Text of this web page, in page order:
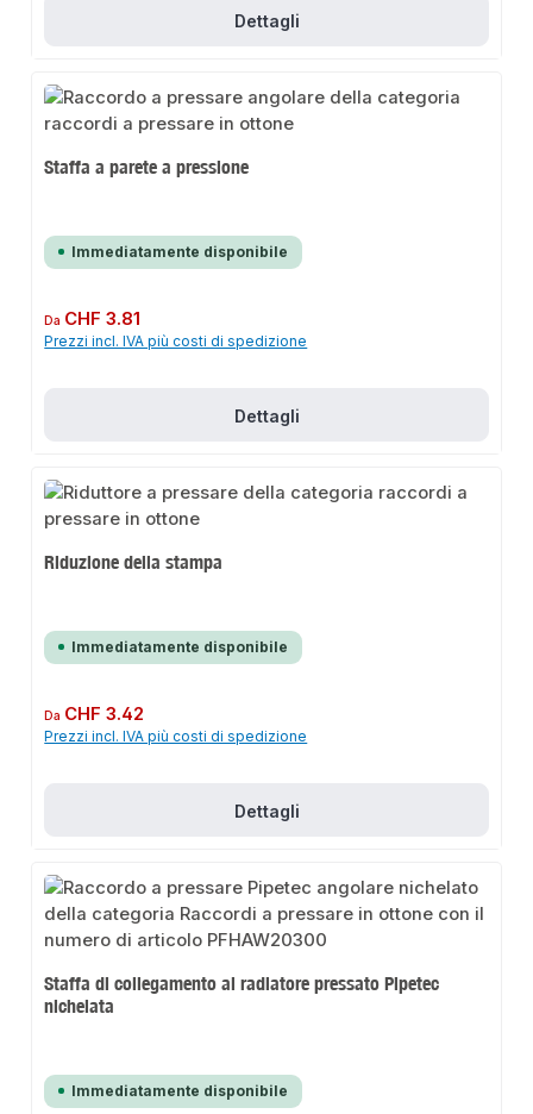
Dettagli
Staffa a parete a pressione
Immediatamente disponibile
Prezzo normale:
Da CHF 3.81
Prezzi incl. IVA più costi di spedizione
Dettagli
Riduzione della stampa
Immediatamente disponibile
Prezzo normale:
Da CHF 3.42
Prezzi incl. IVA più costi di spedizione
Dettagli
Staffa di collegamento al radiatore pressato Pipetec
nichelata
Immediatamente disponibile